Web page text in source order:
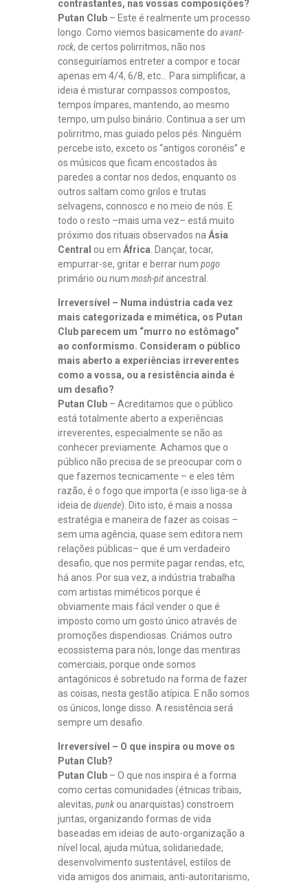
contrastantes, nas vossas composições?
Putan Club – Este é realmente um processo
longo. Como viemos basicamente do avant-
rock, de certos polirritmos, não nos
conseguiríamos entreter a compor e tocar
apenas em 4/4, 6/8, etc… Para simplificar, a
ideia é misturar compassos compostos,
tempos ímpares, mantendo, ao mesmo
tempo, um pulso binário. Continua a ser um
polirritmo, mas guiado pelos pés. Ninguém
percebe isto, exceto os “antigos coronéis” e
os músicos que ficam encostados às
paredes a contar nos dedos, enquanto os
outros saltam como grilos e trutas
selvagens, connosco e no meio de nós. E
todo o resto –mais uma vez– está muito
próximo dos rituais observados na Ásia
Central ou em África . Dançar, tocar,
empurrar-se, gritar e berrar num pogo
primário ou num mosh-pit ancestral.
Irreversível – Numa indústria cada vez
mais categorizada e mimética, os Putan
Club parecem um “murro no estômago”
ao conformismo. Consideram o público
mais aberto a experiências irreverentes
como a vossa, ou a resistência ainda é
um desafio?
Putan Club – Acreditamos que o público
está totalmente aberto a experiências
irreverentes, especialmente se não as
conhecer previamente. Achamos que o
público não precisa de se preocupar com o
que fazemos tecnicamente – e eles têm
razão, é o fogo que importa (e isso liga-se à
ideia de duende). Dito isto, é mais a nossa
estratégia e maneira de fazer as coisas –
sem uma agência, quase sem editora nem
relações públicas– que é um verdadeiro
desafio, que nos permite pagar rendas, etc,
há anos. Por sua vez, a indústria trabalha
com artistas miméticos porque é
obviamente mais fácil vender o que é
imposto como um gosto único através de
promoções dispendiosas. Criámos outro
ecossistema para nós, longe das mentiras
comerciais, porque onde somos
antagónicos é sobretudo na forma de fazer
as coisas, nesta gestão atípica. E não somos
os únicos, longe disso. A resistência será
sempre um desafio.
Irreversível – O que inspira ou move os
Putan Club?
Putan Club – O que nos inspira é a forma
como certas comunidades (étnicas tribais,
alevitas, punk ou anarquistas) constroem
juntas, organizando formas de vida
baseadas em ideias de auto-organização a
nível local, ajuda mútua, solidariedade,
desenvolvimento sustentável, estilos de
vida amigos dos animais, anti-autoritarismo,